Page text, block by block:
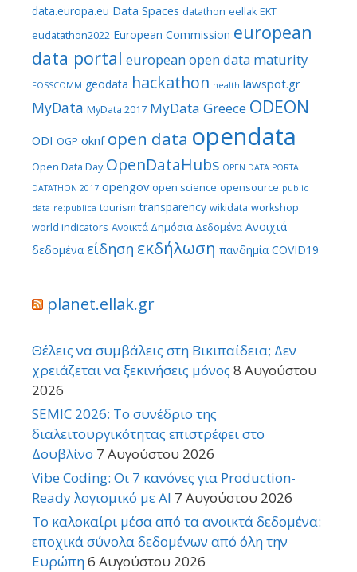
data.europa.eu Data Spaces datathon eellak EKT
eudatathon2022 European Commission european
data portal european open data maturity
FOSSCOMM geodata hackathon health lawspot.gr
MyData MyData 2017 MyData Greece ODEON
ODI OGP oknf open data opendata
Open Data Day OpenDataHubs OPEN DATA PORTAL
DATATHON 2017 opengov open science opensource public
data re:publica tourism transparency wikidata workshop
world indicators Ανοικτά Δημόσια Δεδομένα Ανοιχτά
δεδομένα είδηση εκδήλωση πανδημία COVID19
planet.ellak.gr
Θέλεις να συμβάλεις στη Βικιπαίδεια; Δεν
χρειάζεται να ξεκινήσεις μόνος 8 Αυγούστου
2026
SEMIC 2026: Το συνέδριο της
διαλειτουργικότητας επιστρέφει στο
Δουβλίνο 7 Αυγούστου 2026
Vibe Coding: Οι 7 κανόνες για Production-
Ready λογισμικό με AI 7 Αυγούστου 2026
Το καλοκαίρι μέσα από τα ανοικτά δεδομένα:
εποχικά σύνολα δεδομένων από όλη την
Ευρώπη6 Αυγούστου 2026